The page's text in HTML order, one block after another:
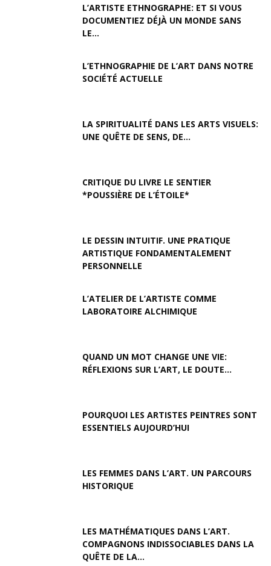
L’ARTISTE ETHNOGRAPHE: ET SI VOUS
DOCUMENTIEZ DÉJÀ UN MONDE SANS
LE...
L’ETHNOGRAPHIE DE L’ART DANS NOTRE
SOCIÉTÉ ACTUELLE
LA SPIRITUALITÉ DANS LES ARTS VISUELS:
UNE QUÊTE DE SENS, DE...
CRITIQUE DU LIVRE LE SENTIER
*POUSSIÈRE DE L’ÉTOILE*
LE DESSIN INTUITIF. UNE PRATIQUE
ARTISTIQUE FONDAMENTALEMENT
PERSONNELLE
L’ATELIER DE L’ARTISTE COMME
LABORATOIRE ALCHIMIQUE
QUAND UN MOT CHANGE UNE VIE:
RÉFLEXIONS SUR L’ART, LE DOUTE...
POURQUOI LES ARTISTES PEINTRES SONT
ESSENTIELS AUJOURD’HUI
LES FEMMES DANS L’ART. UN PARCOURS
HISTORIQUE
LES MATHÉMATIQUES DANS L’ART.
COMPAGNONS INDISSOCIABLES DANS LA
QUÊTE DE LA...